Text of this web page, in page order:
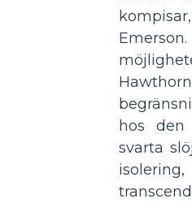
hos den
svarta